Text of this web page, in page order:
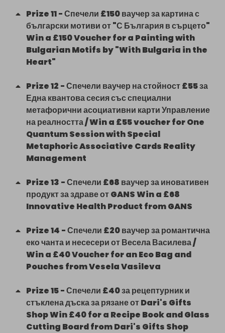
Prize11-Спечели £150 ваучер за картина с
български мотиви от "С България в сърцето"
Win a £150 Voucher for a Painting with
Bulgarian Motifs by "With Bulgaria in the
Heart"
Prize12 -Спечели ваучер на стойност £55 за
Една квантова сесия със специални
метафорични асоциативни карти Управление
на реалността / Win a £55 voucher for One
Quantum Session with Special
Metaphoric Associative Cards Reality
Management
Prize13 -Спечели £68 ваучер за иновативен
продукт за здраве от GANS Win a £68
Innovative Health Product from GANS
Prize14 -Спечели £20 ваучер за романтична
еко чанта и несесери от Весела Василева /
Win a £40 Voucher for an Eco Bag and
Pouches from Vesela Vasileva
Prize15-Спечели £40 за рецептурник и
стъклена дъска за рязане от Dari's Gifts
Shop Win £40 for a Recipe Book and Glass
Cutting Board from Dari's Gifts Shop